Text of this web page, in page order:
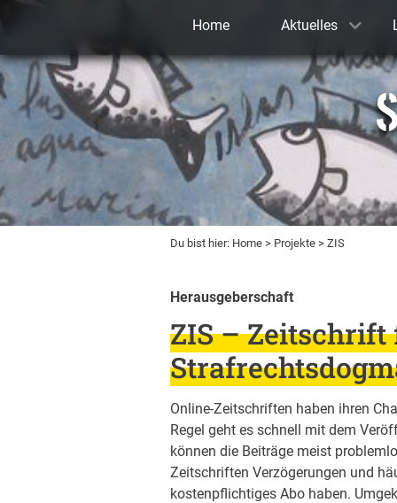
Home Aktuelles
Du bist hier: Home > Projekte > ZIS
Herausgeberschaft
ZIS –
Online-Zeitschriften haben ihren
Regel geht es schnell mit dem
können die Beiträge meist
Zeitschriften Verzögerungen und
kostenpflichtiges Abo haben.